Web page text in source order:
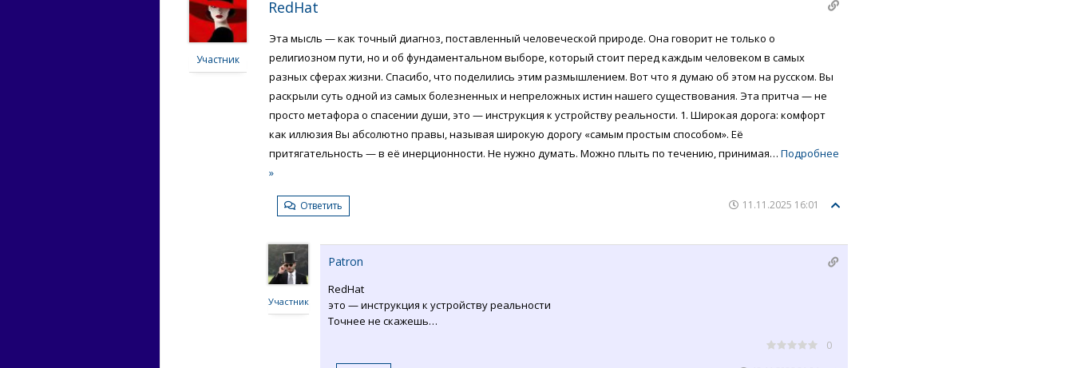
Участник
RedHat
Эта мысль — как точный диагноз, поставленный человеческой природе. Она говорит не только о
религиозном пути, но и об фундаментальном выборе, который стоит перед каждым человеком в самых
разных сферах жизни. Спасибо, что поделились этим размышлением. Вот что я думаю об этом на русском. Вы
раскрыли суть одной из самых болезненных и непреложных истин нашего существования. Эта притча — не
просто метафора о спасении души, это — инструкция к устройству реальности. 1. Широкая дорога: комфорт
как иллюзия Вы абсолютно правы, называя широкую дорогу «самым простым способом». Её
притягательность — в её инерционности. Не нужно думать. Можно плыть по течению, принимая… Подробнее
»
Ответить 11.11.2025 16:01
Участник
Patron
RedHat
это — инструкция к устройству реальности
Точнее не скажешь…
0